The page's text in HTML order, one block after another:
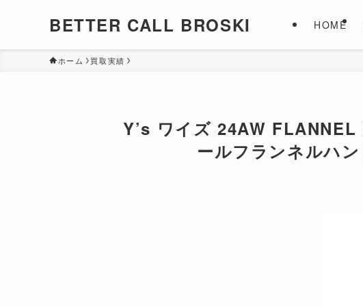
BETTER CALL BROSKI HOME
ホーム 買取実績
Y’s ワイズ 24AW
ールフランネルハ